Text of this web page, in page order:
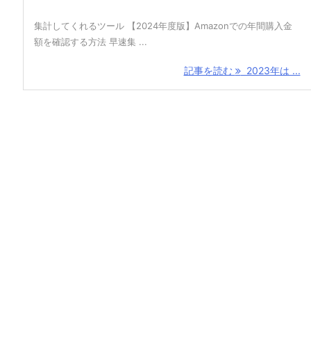
集計してくれるツール 【2024年度版】Amazonでの年間購入金
額を確認する方法 早速集 ...
記事を読む 2023年は ...